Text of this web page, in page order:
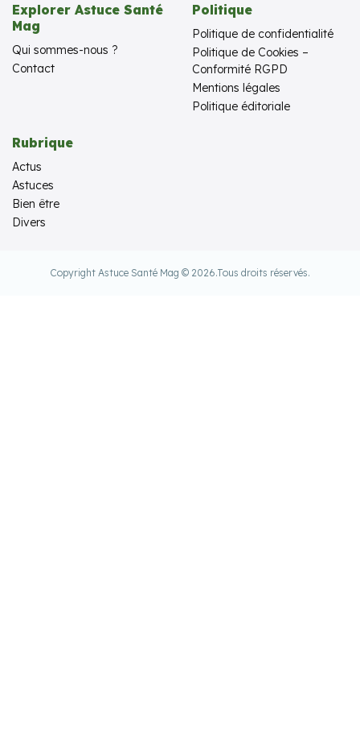
Explorer Astuce Santé
Mag
Qui sommes-nous ?
Contact
Politique
Politique de confidentialité
Politique de Cookies –
Conformité RGPD
Mentions légales
Politique éditoriale
Rubrique
Actus
Astuces
Bien être
Divers
Copyright Astuce Santé Mag © 2026.Tous droits réservés.